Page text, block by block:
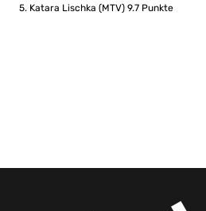
5. Katara Lischka (MTV) 9.7 Punkte